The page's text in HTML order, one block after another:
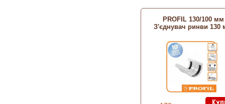
PROFIL 130/100 мм
З'єднувач ринви 130